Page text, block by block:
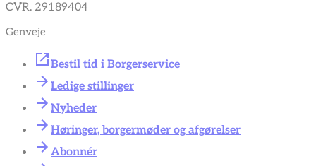
CVR. 29189404
Genveje
Bestil tid i Borgerservice
Ledige stillinger
Nyheder
Høringer, borgermøder og afgørelser
Abonnér